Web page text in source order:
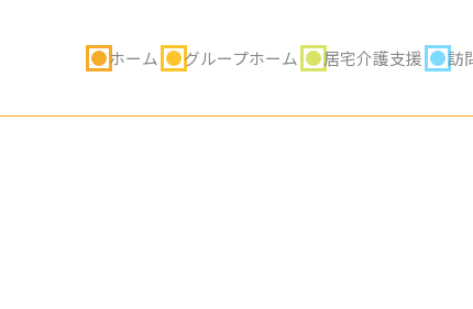
ホーム グループホーム 居宅介護支援 訪